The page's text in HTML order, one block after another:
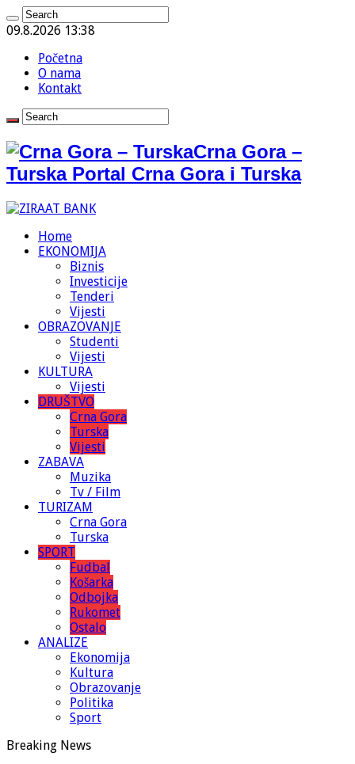
09.8.2026 13:38
Početna
O nama
Kontakt
Crna Gora –
Turska Portal Crna Gora i Turska
Home
EKONOMIJA
Biznis
Investicije
Tenderi
Vijesti
OBRAZOVANJE
Studenti
Vijesti
KULTURA
Vijesti
DRUŠTVO
Crna Gora
Turska
Vijesti
ZABAVA
Muzika
Tv / Film
TURIZAM
Crna Gora
Turska
SPORT
Fudbal
Košarka
Odbojka
Rukomet
Ostalo
ANALIZE
Ekonomija
Kultura
Obrazovanje
Politika
Sport
Breaking News